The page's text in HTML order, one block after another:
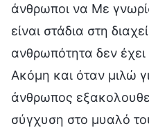
άνθρωποι να Με
είναι στάδια στη
ανθρωπότητα δεν
Ακόμη και όταν μιλώ
άνθρωπος
σύγχυση στο μυαλό